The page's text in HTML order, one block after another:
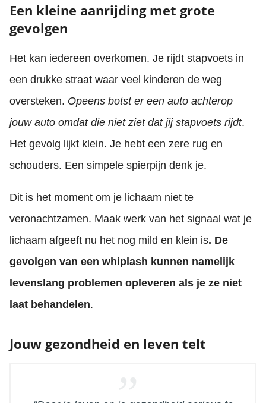
Een kleine aanrijding met grote
gevolgen
Het kan iedereen overkomen. Je rijdt stapvoets in
een drukke straat waar veel kinderen de weg
oversteken. Opeens botst er een auto achterop
jouw auto omdat die niet ziet dat jij stapvoets rijdt.
Het gevolg lijkt klein. Je hebt een zere rug en
schouders. Een simpele spierpijn denk je.
Dit is het moment om je lichaam niet te
veronachtzamen. Maak werk van het signaal wat je
lichaam afgeeft nu het nog mild en klein is. De
gevolgen van een whiplash kunnen namelijk
levenslang problemen opleveren als je ze niet
laat behandelen.
Jouw gezondheid en leven telt